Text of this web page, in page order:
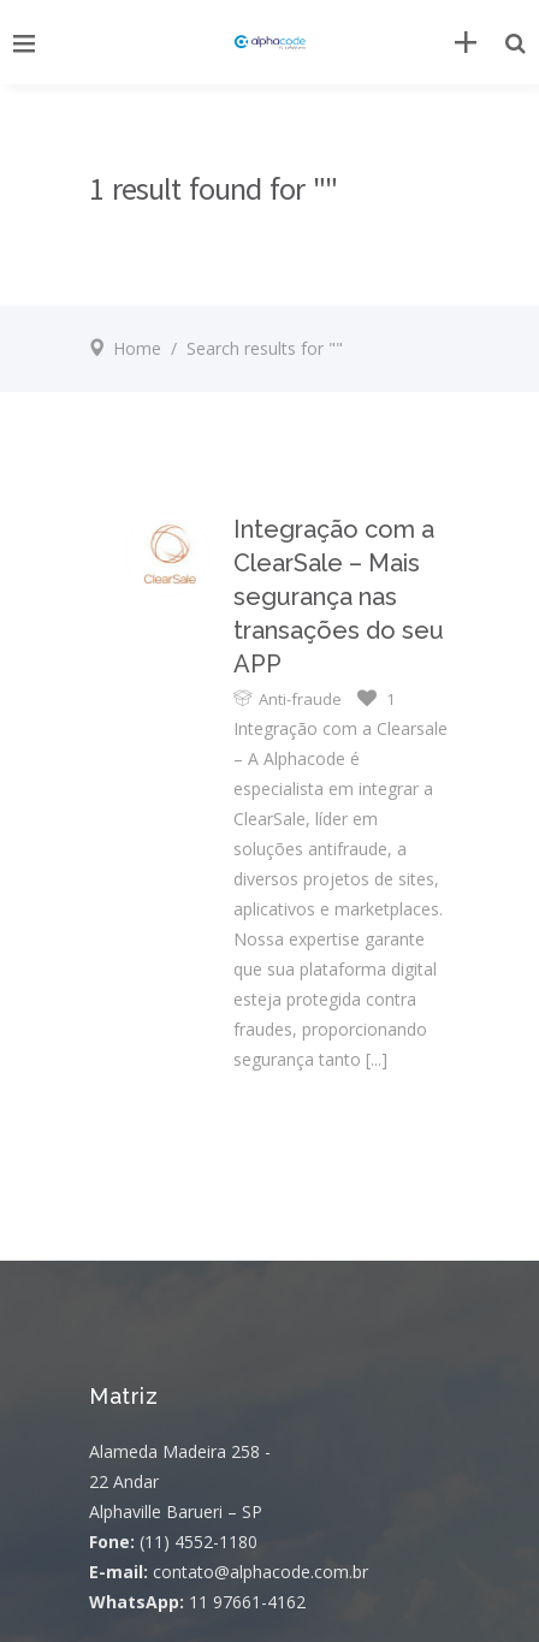
1 result found for ""
Home / Search results for ""
Integração com a
ClearSale – Mais
segurança nas
transações do seu
APP
Anti-fraude 1
Integração com a Clearsale
– A Alphacode é
especialista em integrar a
ClearSale, líder em
soluções antifraude, a
diversos projetos de sites,
aplicativos e marketplaces.
Nossa expertise garante
que sua plataforma digital
esteja protegida contra
fraudes, proporcionando
segurança tanto [...]
Matriz
Alameda Madeira 258 -
22 Andar
Alphaville Barueri – SP
Fone: (11) 4552-1180
E-mail: contato@alphacode.com.br
WhatsApp: 11 97661-4162